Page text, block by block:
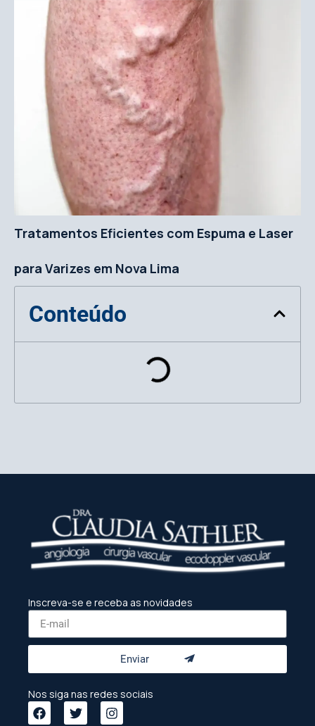
Tratamentos Eficientes com Espuma e Laser
para Varizes em Nova Lima
Conteúdo
Inscreva-se e receba as novidades
Enviar
Nos siga nas redes sociais